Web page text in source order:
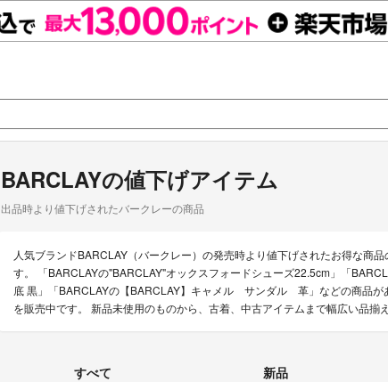
BARCLAYの値下げアイテム
出品時より値下げされたバークレーの商品
人気ブランドBARCLAY（バークレー）の発売時より値下げされたお得な商
す。 「BARCLAYの"BARCLAY"オックスフォードシューズ22.5cm」「
底 黒」「BARCLAYの【BARCLAY】キャメル サンダル 革」などの商品が
を販売中です。 新品未使用のものから、古着、中古アイテムまで幅広い品揃え
すべて 新品